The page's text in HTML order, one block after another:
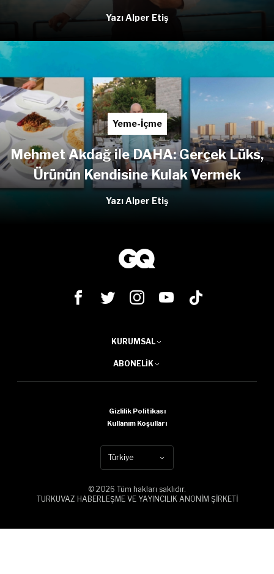
Yazı Alper Etiş
Yeme-İçme
Mehmet Akdağ ile DAHA: Gerçek Lüks,
Ürünün Kendisine Kulak Vermek
Yazı Alper Etiş
KURUMSAL
ABONELIK
Gizlilik Politikası
Kullanım Koşulları
Türkiye
© 2026 Tüm hakları saklıdır.
TURKUVAZ HABERLEŞME VE YAYINCILIK ANONİM ŞİRKETİ